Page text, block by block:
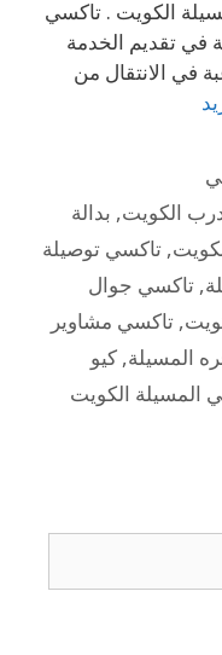
الكويت . تاكسي
في تقديم الخدمة
في الانتقال من
الكويت, بدالة
, تاكسي توصيلة
, تاكسي جوال
, تاكسي مشاوير
المسيلة, كيو
المسيلة الكويت